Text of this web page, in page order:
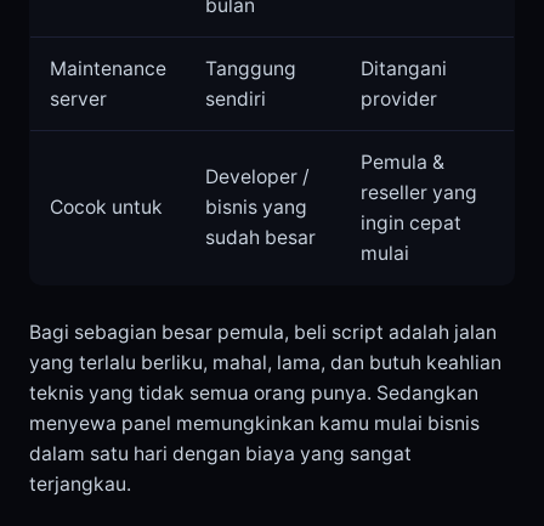
bulan
Maintenance
server
Tanggung
sendiri
Ditangani
provider
Cocok untuk
Developer /
bisnis yang
sudah besar
Pemula &
reseller yang
ingin cepat
mulai
Bagi sebagian besar pemula, beli script adalah jalan
yang terlalu berliku, mahal, lama, dan butuh keahlian
teknis yang tidak semua orang punya. Sedangkan
menyewa panel memungkinkan kamu mulai bisnis
dalam satu hari dengan biaya yang sangat
terjangkau.